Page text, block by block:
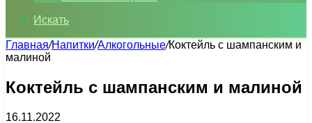
Искать
Главная/Напитки/Алкогольные/Коктейль с шампанским и
малиной
Коктейль с шампанским и малиной
16.11.2022